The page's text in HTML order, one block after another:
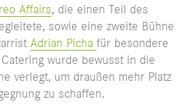
Affairs, die einen Teil des
sowie eine zweite Bühne
Adrian Picha für besondere
wurde bewusst in die
verlegt, um draußen mehr Platz
zu schaffen.